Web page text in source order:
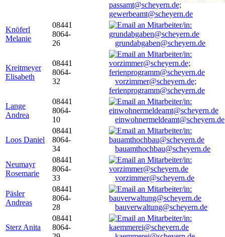
passamt@scheyern.de;
gewerbeamt@scheyern.de
Knöferl
Melanie
08441
8064-
26
grundabgaben@scheyern.de
Kreitmeyer
Elisabeth
08441
8064-
32
vorzimmer@scheyern.de;
ferienprogramm@scheyern.de
Lange
Andrea
08441
8064-
10
einwohnermeldeamt@scheyern.de
Loos Daniel
08441
8064-
34
bauamthochbau@scheyern.de
Neumayr
Rosemarie
08441
8064-
33
vorzimmer@scheyern.de
Päsler
Andreas
08441
8064-
28
bauverwaltung@scheyern.de
Sterz Anita
08441
8064-